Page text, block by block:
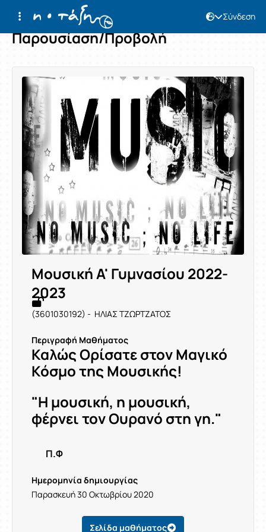
Σύνδεση
Παρουσίαση/Προβολή
Μουσική Α' Γυμνασίου 2022-
2023
(3601030192) - ΗΛΙΑΣ ΤΖΩΡΤΖΑΤΟΣ
Περιγραφή Μαθήματος
Καλώς Ορίσατε στον Μαγικό
Κόσμο της Μουσικής!
"Η μουσική, η μουσική,
φέρνει τον Ουρανό στη γη."
Π.Φ
Ημερομηνία δημιουργίας
Παρασκευή 30 Οκτωβρίου 2020
Σελίδα μαθήματος